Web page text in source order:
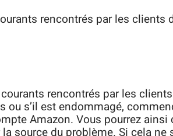
rencontrés par les clients
rencontrés par les clients
ou s’il est endommagé,
Amazon. Vous pourrez ainsi
source du problème. Si cela ne